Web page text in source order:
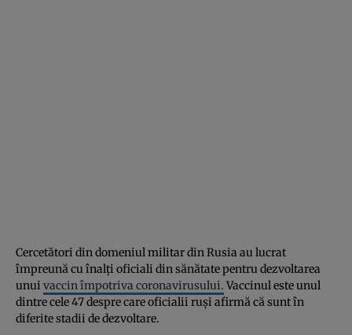
Cercetători din domeniul militar din Rusia au lucrat
împreună cu înalți oficiali din sănătate pentru dezvoltarea
unui vaccin împotriva coronavirusului. Vaccinul este unul
dintre cele 47 despre care oficialii ruși afirmă că sunt în
diferite stadii de dezvoltare.